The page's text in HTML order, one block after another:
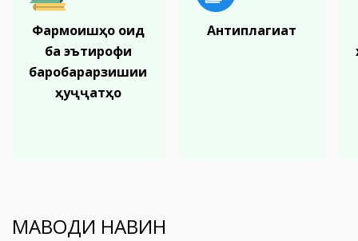
Фармоишҳо оид
ба эътирофи
баробарарзишии
ҳуҷҷатҳо
Антиплагиат
МАВОДИ НАВИН